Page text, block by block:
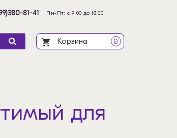
81-41 Пн-Пт: с 9:00 до 18:00
Корзина 0
для